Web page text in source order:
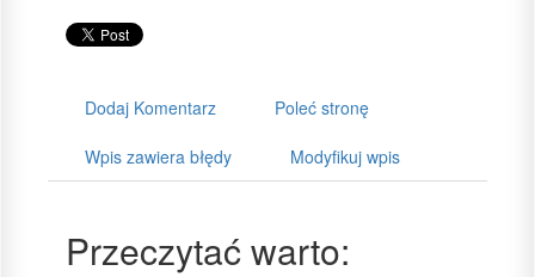
Dodaj Komentarz Poleć stronę
Wpis zawiera błędy Modyfikuj wpis
Przeczytać warto: